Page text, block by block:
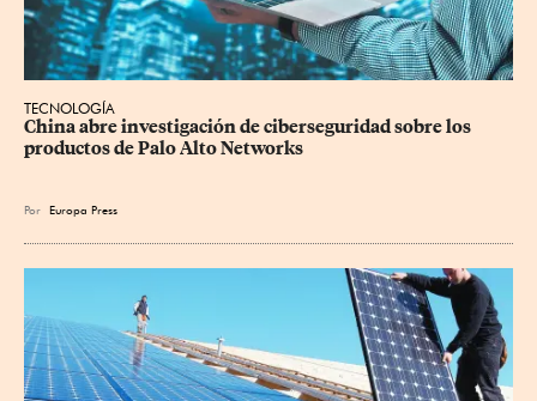
TECNOLOGÍA
China abre investigación de ciberseguridad sobre los
productos de Palo Alto Networks
Por Europa Press